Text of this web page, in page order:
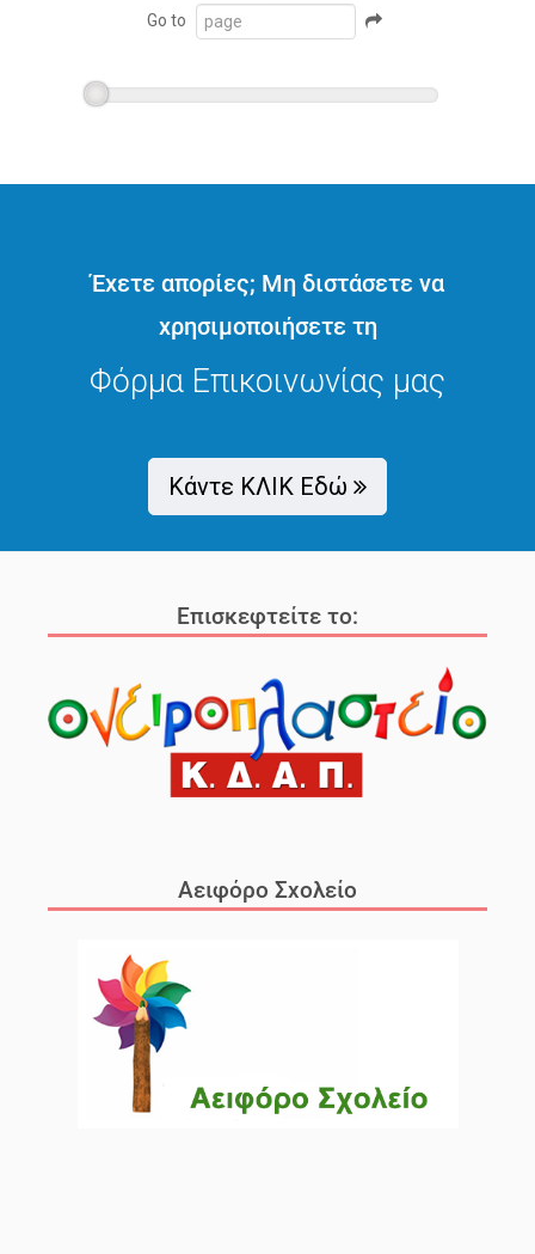
Go to
Έχετε απορίες; Μη διστάσετε να
χρησιμοποιήσετε τη
Φόρμα Επικοινωνίας μας
Κάντε ΚΛΙΚ Εδώ
Επισκεφτείτε το:
Αειφόρο Σχολείο